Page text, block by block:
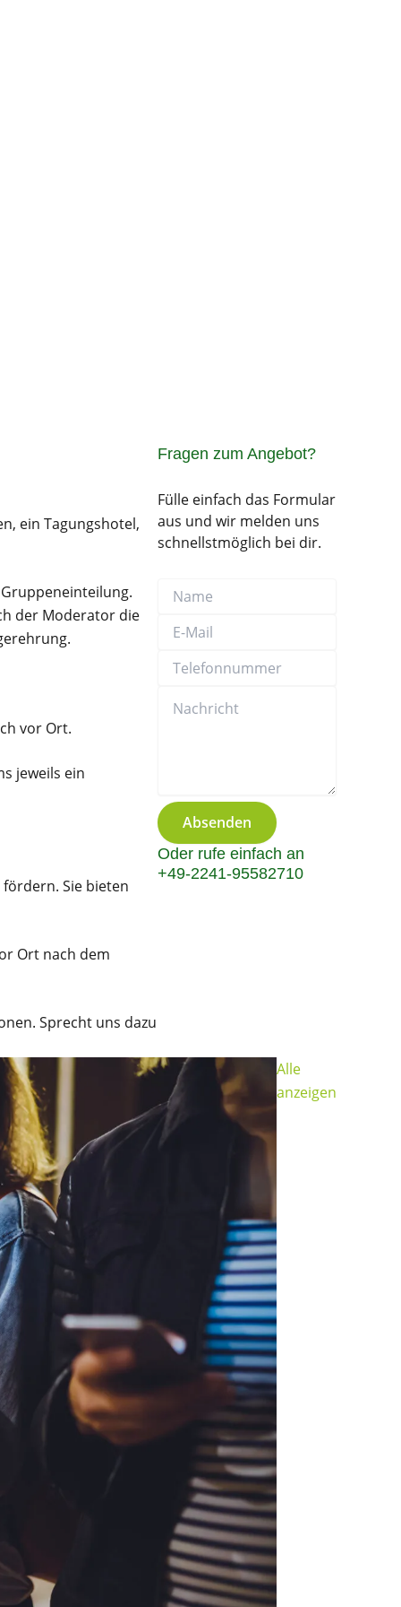
ein Tagungshotel,
der Moderator die
vor Ort.
jeweils ein
Sie bieten
Ort nach dem
Sprecht uns dazu
Fragen zum Angebot?
Fülle einfach das Formular
aus und wir melden uns
schnellstmöglich bei dir.
Mail
Absenden
Oder rufe einfach an
+49-2241-95582710
Alle
anzeigen